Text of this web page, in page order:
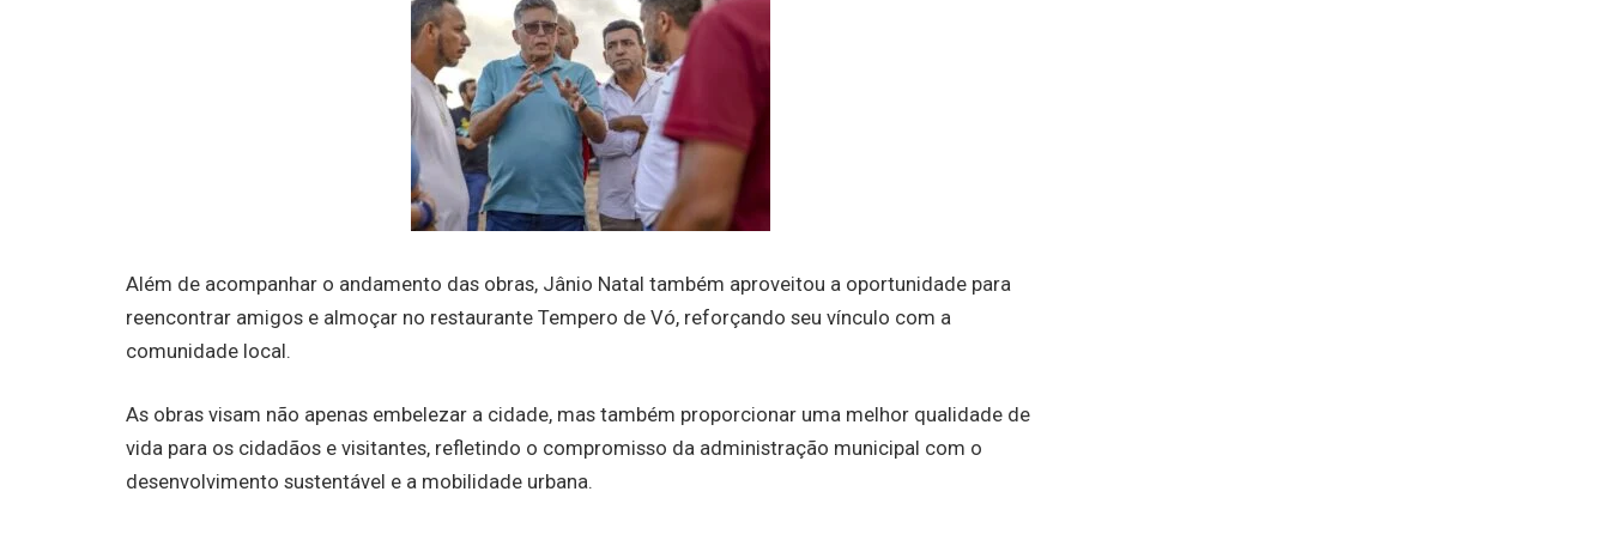
Além de acompanhar o andamento das obras, Jânio Natal também aproveitou a oportunidade para
reencontrar amigos e almoçar no restaurante Tempero de Vó, reforçando seu vínculo com a
comunidade local.
As obras visam não apenas embelezar a cidade, mas também proporcionar uma melhor qualidade de
vida para os cidadãos e visitantes, refletindo o compromisso da administração municipal com o
desenvolvimento sustentável e a mobilidade urbana.